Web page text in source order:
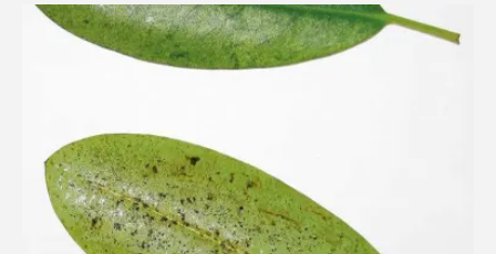
Aktualne tematy
O nas